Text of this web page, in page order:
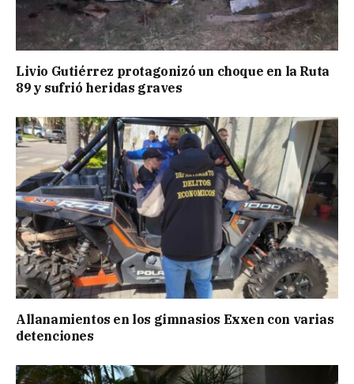
Livio Gutiérrez protagonizó un choque en la Ruta
89 y sufrió heridas graves
Allanamientos en los gimnasios Exxen con varias
detenciones